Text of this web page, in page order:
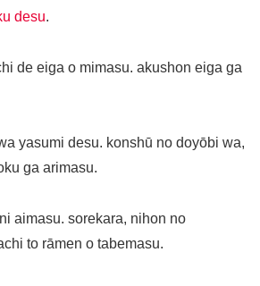
desu.
de eiga o mimasu. akushon eiga ga
yasumi desu. konshū no doyōbi wa,
ga arimasu.
aimasu. sorekara, nihon no
to rāmen o tabemasu.